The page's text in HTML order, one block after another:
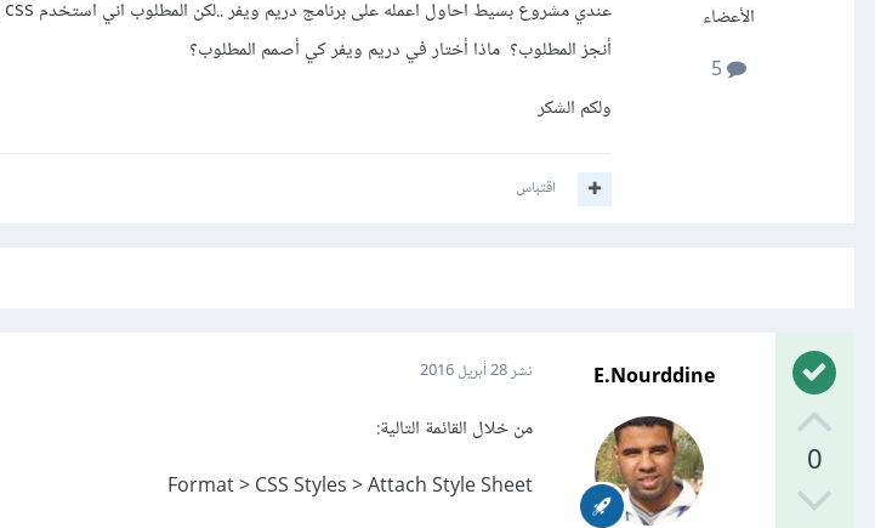
الأعضاء
5
أنجز المطلوب؟ ماذا أختار في دريم ويفر كي أصمم المطلوب؟
ولكم الشكر
اقتباس
0
E.Nourddine نشر28 أبريل 2016
من خلال القائمة التالية:
Format > CSS Styles > Attach Style Sheet